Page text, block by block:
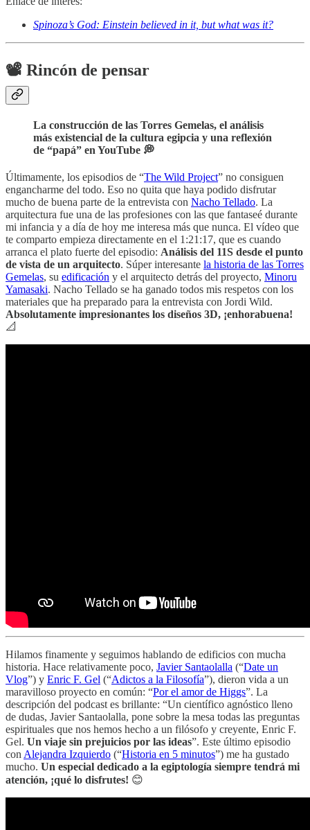
Spinoza’s God: Einstein believed in it, but what was it?
📽️ Rincón de pensar
La construcción de las Torres Gemelas, el análisis
más existencial de la cultura egipcia y una reflexión
de “papá” en YouTube 💭
Últimamente, los episodios de “The Wild Project” no consiguen
engancharme del todo. Eso no quita que haya podido disfrutar
mucho de buena parte de la entrevista con Nacho Tellado. La
arquitectura fue una de las profesiones con las que fantaseé durante
mi infancia y a día de hoy me interesa más que nunca. El vídeo que
te comparto empieza directamente en el 1:21:17, que es cuando
arranca el plato fuerte del episodio: Análisis del 11S desde el punto
de vista de un arquitecto. Súper interesante la historia de las Torres
Gemelas, su edificación y el arquitecto detrás del proyecto, Minoru
Yamasaki. Nacho Tellado se ha ganado todos mis respetos con los
materiales que ha preparado para la entrevista con Jordi Wild.
Absolutamente impresionantes los diseños 3D, ¡enhorabuena!
📐
Hilamos finamente y seguimos hablando de edificios con mucha
historia. Hace relativamente poco, Javier Santaolalla (“Date un
Vlog”) y Enric F. Gel (“Adictos a la Filosofía”), dieron vida a un
maravilloso proyecto en común: “Por el amor de Higgs”. La
descripción del podcast es brillante: “Un científico agnóstico lleno
de dudas, Javier Santaolalla, pone sobre la mesa todas las preguntas
espirituales que nos hemos hecho a un filósofo y creyente, Enric F.
Gel. Un viaje sin prejuicios por las ideas”. Este último episodio
con Alejandra Izquierdo (“Historia en 5 minutos”) me ha gustado
mucho. Un especial dedicado a la egiptología siempre tendrá mi
atención, ¡qué lo disfrutes! 😊